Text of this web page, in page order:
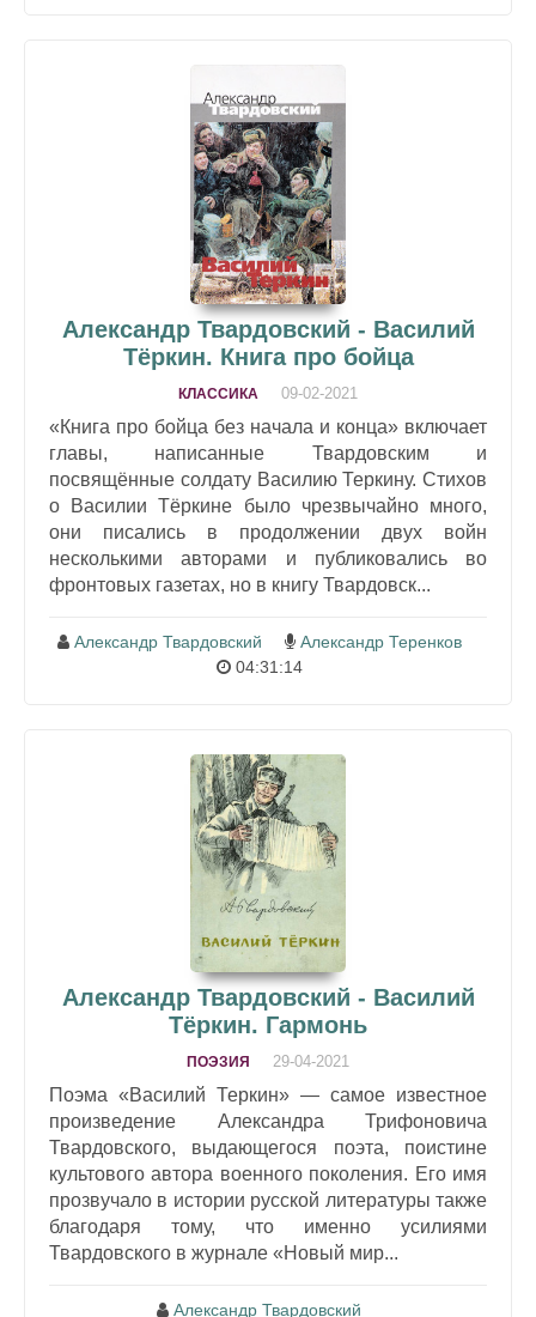
Александр Твардовский - Василий
Тёркин. Книга про бойца
КЛАССИКА 09-02-2021
«Книга про бойца без начала и конца» включает
главы, написанные Твардовским и
посвящённые солдату Василию Теркину. Стихов
о Василии Тёркине было чрезвычайно много,
они писались в продолжении двух войн
несколькими авторами и публиковались во
фронтовых газетах, но в книгу Твардовск...
Александр Твардовский
Александр Теренков
04:31:14
Александр Твардовский - Василий
Тёркин. Гармонь
ПОЭЗИЯ 29-04-2021
Поэма «Василий Теркин» — самое известное
произведение Александра Трифоновича
Твардовского, выдающегося поэта, поистине
культового автора военного поколения. Его имя
прозвучало в истории русской литературы также
благодаря тому, что именно усилиями
Твардовского в журнале «Новый мир...
Александр Твардовский